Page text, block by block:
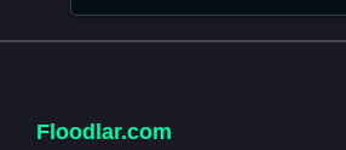
Floodlar.com